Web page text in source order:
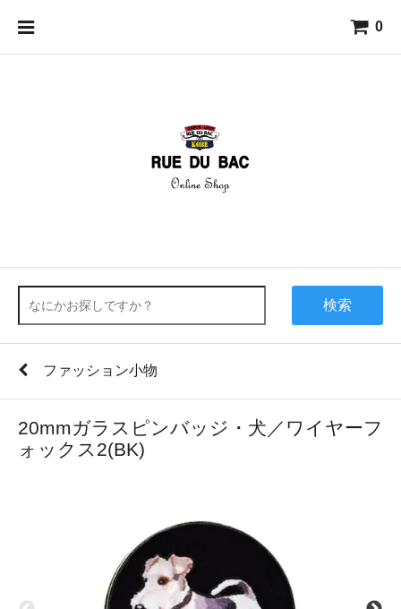
0
検索
ファッション小物
20mmガラスピンバッジ・犬／ワイヤーフ
ォックス2(BK)